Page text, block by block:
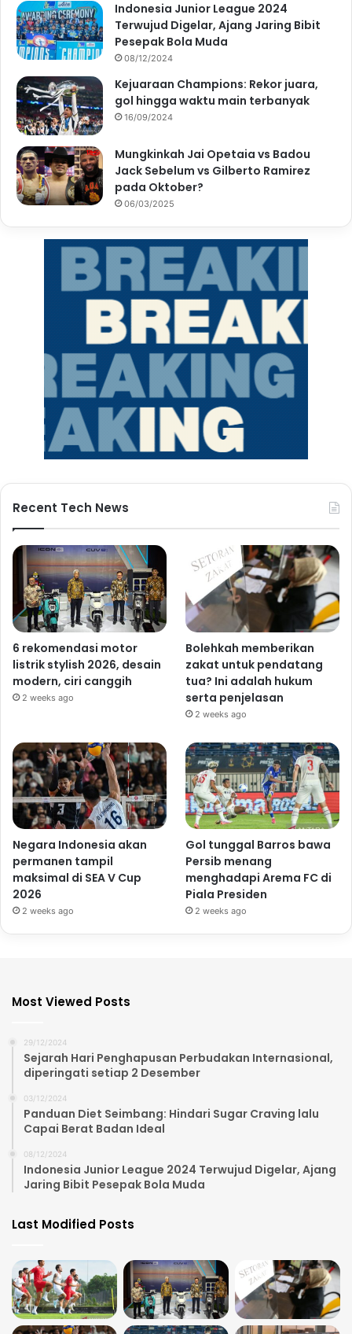
Indonesia Junior League 2024
Terwujud Digelar, Ajang Jaring Bibit
Pesepak Bola Muda
08/12/2024
Kejuaraan Champions: Rekor juara,
gol hingga waktu main terbanyak
16/09/2024
Mungkinkah Jai Opetaia vs Badou
Jack Sebelum vs Gilberto Ramirez
pada Oktober?
06/03/2025
Recent Tech News
6 rekomendasi motor
listrik stylish 2026, desain
modern, ciri canggih
2 weeks ago
Bolehkah memberikan
zakat untuk pendatang
tua? Ini adalah hukum
serta penjelasan
2 weeks ago
Negara Indonesia akan
permanen tampil
maksimal di SEA V Cup
2026
2 weeks ago
Gol tunggal Barros bawa
Persib menang
menghadapi Arema FC di
Piala Presiden
2 weeks ago
Most Viewed Posts
29/12/2024
Sejarah Hari Penghapusan Perbudakan Internasional,
diperingati setiap 2 Desember
03/12/2024
Panduan Diet Seimbang: Hindari Sugar Craving lalu
Capai Berat Badan Ideal
08/12/2024
Indonesia Junior League 2024 Terwujud Digelar, Ajang
Jaring Bibit Pesepak Bola Muda
Last Modified Posts